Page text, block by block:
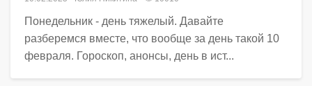
Понедельник - день тяжелый. Давайте
разберемся вместе, что вообще за день такой 10
февраля. Гороскоп, анонсы, день в ист...